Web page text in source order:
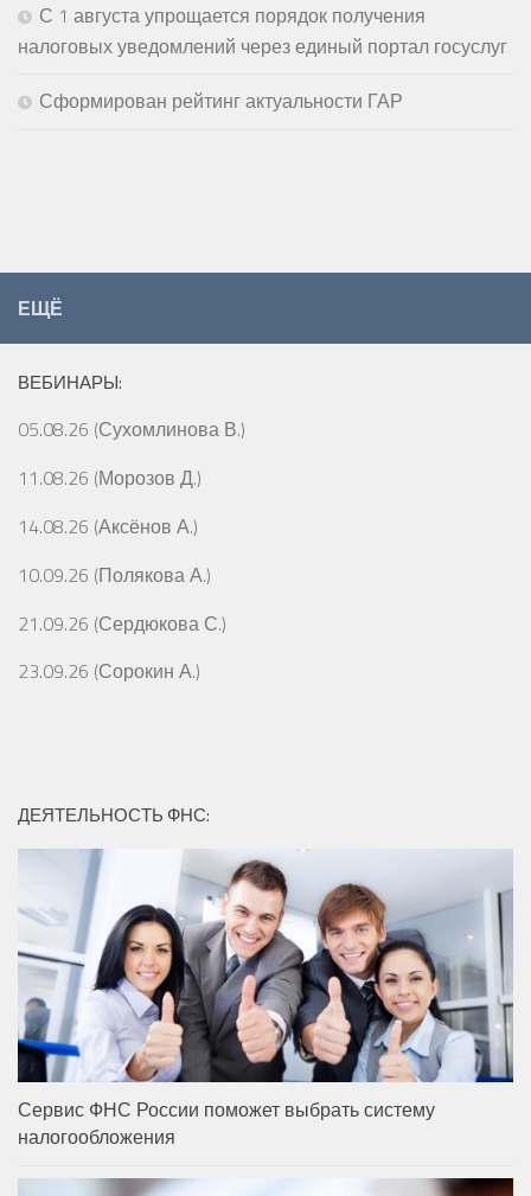
С 1 августа упрощается порядок получения
налоговых уведомлений через единый портал госуслуг
Сформирован рейтинг актуальности ГАР
ЕЩЁ
ВЕБИНАРЫ:
05.08.26 (Сухомлинова В.)
11.08.26 (Морозов Д.)
14.08.26 (Аксёнов А.)
10.09.26 (Полякова А.)
21.09.26 (Сердюкова С.)
23.09.26 (Сорокин А.)
ДЕЯТЕЛЬНОСТЬ ФНС:
Сервис ФНС России поможет выбрать систему
налогообложения